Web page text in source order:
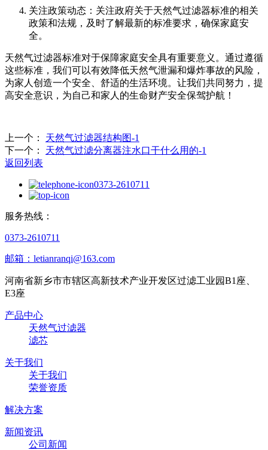
关注政策动态：关注政府关于天然气过滤器标准的相关
政策和法规，及时了解最新的标准要求，确保家庭安
全。
天然气过滤器标准对于保障家庭安全具有重要意义。通过遵循
这些标准，我们可以有效降低天然气泄漏和爆炸事故的风险，
为家人创造一个安全、舒适的生活环境。让我们共同努力，提
高安全意识，为自己和家人的生命财产安全保驾护航！
上一个：
天然气过滤器结构图-1
下一个：
天然气过滤分离器注水口干什么用的-1
返回列表
0373-2610711
服务热线：
0373-2610711
邮箱：letianranqi@163.com
河南省新乡市市辖区高新技术产业开发区过滤工业园B1座、
E3座
产品中心
天然气过滤器
滤芯
关于我们
关于我们
荣誉资质
解决方案
新闻资讯
公司新闻